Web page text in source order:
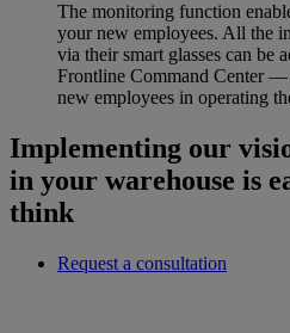
The monitoring function
your new employees. All the
via their smart glasses can be
Frontline Command Center
new employees in operating
Implementing our
in your warehouse is
think
Request a consultation